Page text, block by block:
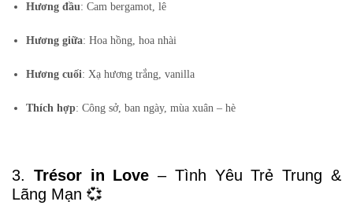
Hương đầu: Cam bergamot, lê
Hương giữa: Hoa hồng, hoa nhài
Hương cuối: Xạ hương trắng, vanilla
Thích hợp: Công sở, ban ngày, mùa xuân – hè
3. Trésor in Love – Tình Yêu Trẻ Trung &
Lãng Mạn 💞